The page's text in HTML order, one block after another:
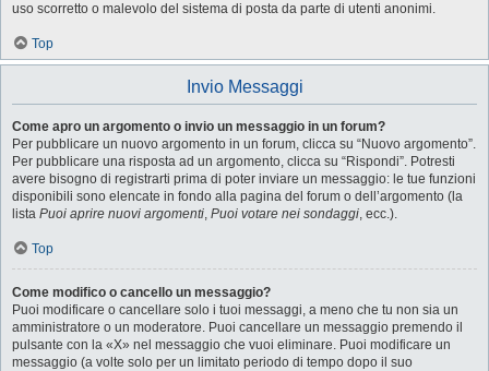
uso scorretto o malevolo del sistema di posta da parte di utenti anonimi.
Top
Invio Messaggi
Come apro un argomento o invio un messaggio in un forum?
Per pubblicare un nuovo argomento in un forum, clicca su “Nuovo argomento”.
Per pubblicare una risposta ad un argomento, clicca su “Rispondi”. Potresti
avere bisogno di registrarti prima di poter inviare un messaggio: le tue funzioni
disponibili sono elencate in fondo alla pagina del forum o dell’argomento (la
lista Puoi aprire nuovi argomenti, Puoi votare nei sondaggi, ecc.).
Top
Come modifico o cancello un messaggio?
Puoi modificare o cancellare solo i tuoi messaggi, a meno che tu non sia un
amministratore o un moderatore. Puoi cancellare un messaggio premendo il
pulsante con la «X» nel messaggio che vuoi eliminare. Puoi modificare un
messaggio (a volte solo per un limitato periodo di tempo dopo il suo